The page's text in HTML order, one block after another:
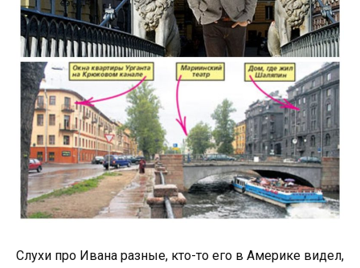
Слухи про Ивана разные, кто-то его в Америке видел,